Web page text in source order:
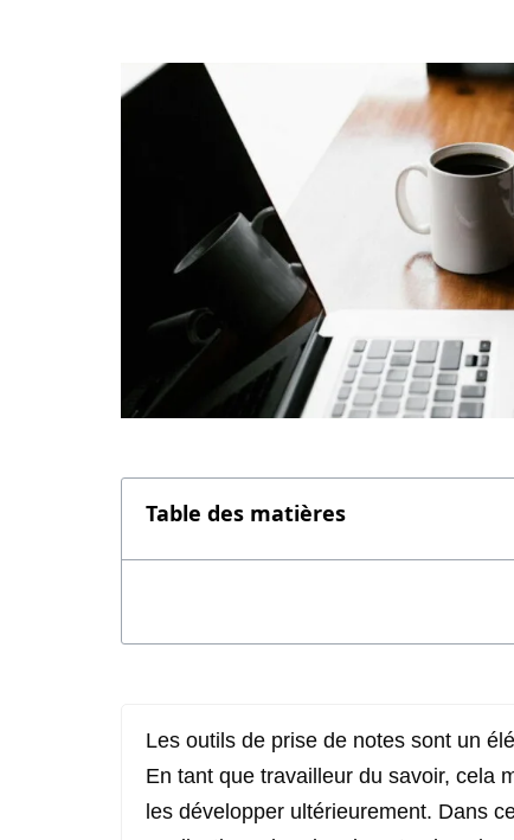
Table des matières
Les outils de prise de notes sont un
En tant que travailleur du savoir, cela
les développer ultérieurement. Dans